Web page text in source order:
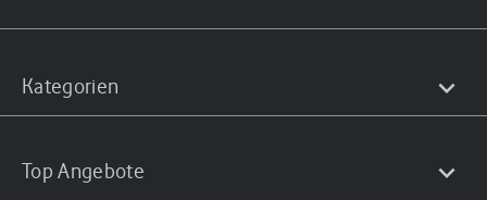
Kategorien
Top Angebote